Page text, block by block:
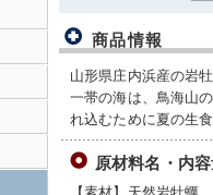
商品情報
山形県庄内浜産の岩
一帯の海は、鳥海山
れ込むために夏の生
原材料名・内
【素材】天然岩牡蠣